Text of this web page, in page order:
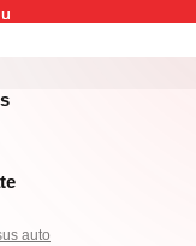
auto